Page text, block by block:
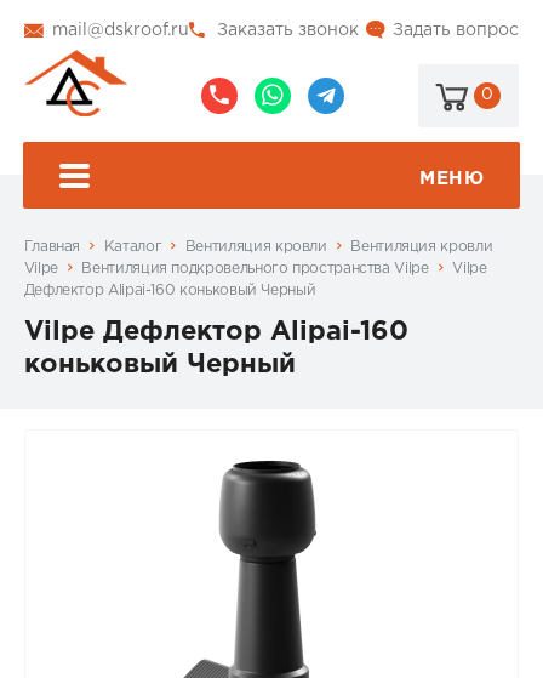
mail@dskroof.ru Задать вопрос
Заказать звонок
0
МЕНЮ
Главная Каталог Вентиляция кровли
Вентиляция кровли
Vilpe
Вентиляция подкровельного пространства Vilpe
Vilpe
Дефлектор Alipai-160 коньковый Черный
Vilpe Дефлектор Alipai-160
коньковый Черный